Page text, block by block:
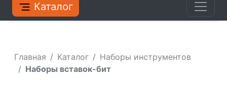
Каталог
Главная Каталог
Наборы инструментов
Наборы вставок-бит